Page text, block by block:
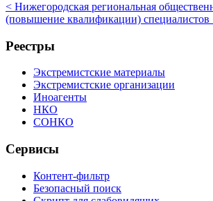
< Нижегородская региональная
(повышение квалификации)
Реестры
Экстремистские материалы
Экстремистские организации
Иноагенты
НКО
СОНКО
Сервисы
Контент-фильтр
Безопасный поиск